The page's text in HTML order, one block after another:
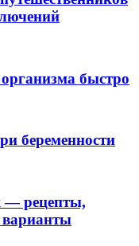
быстро
беременности
— рецепты,
варианты